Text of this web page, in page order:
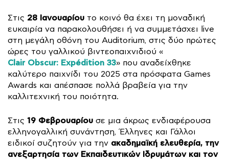
Στις 28 Ιανουαρίου το κοινό θα έχει τη μοναδική
ευκαιρία να παρακολουθήσει ή να συμμετάσχει live
στη μεγάλη οθόνη του Auditorium, στις δύο πρώτες
ώρες του γαλλικού βιντεοπαιχνιδιού «
Clair Obscur: Expédition 33» που αναδείχθηκε
καλύτερο παιχνίδι του 2025 στα πρόσφατα Games
Awards και απέσπασε πολλά βραβεία για την
καλλιτεχνική του ποιότητα.
Στις 19 Φεβρουαρίου σε μια άκρως ενδιαφέρουσα
ελληνογαλλική συνάντηση, Έλληνες και Γάλλοι
ειδικοί συζητούν για την ακαδημαϊκή ελευθερία, την
ανεξαρτησία των Εκπαιδευτικών Ιδρυμάτων και τον